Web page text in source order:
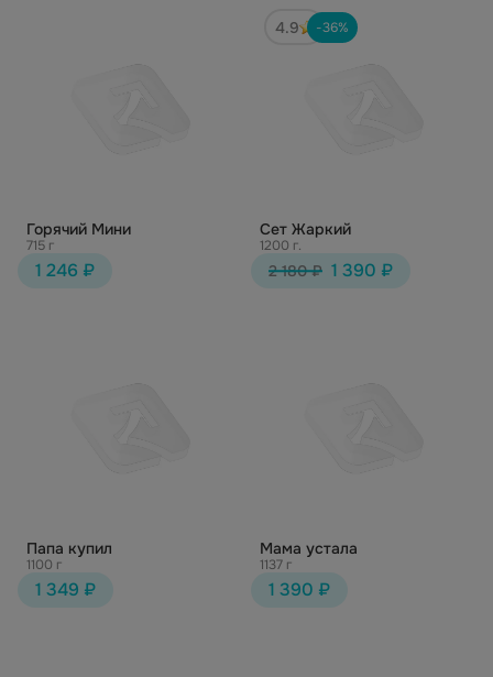
Горячий Мини
715 г
1 246 ₽
4.9 -36%
Сет Жаркий
1200 г.
2 180 ₽ 1 390 ₽
Папа купил
1100 г
1 349 ₽
Мама устала
1137 г
1 390 ₽